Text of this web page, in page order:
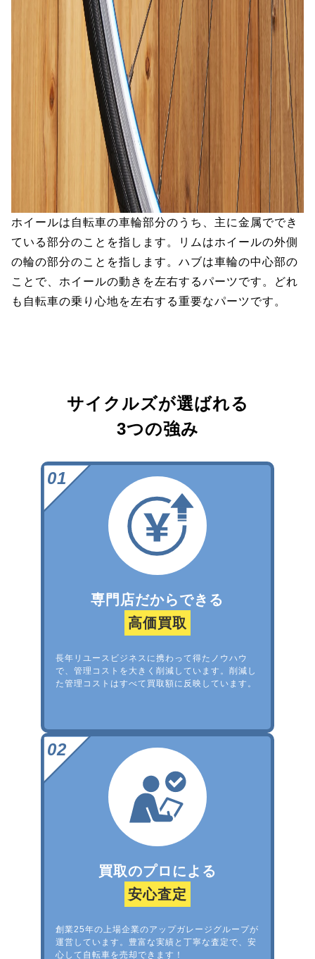
ホイールは自転車の車輪部分のうち、主に金属ででき
ている部分のことを指します。リムはホイールの外側
の輪の部分のことを指します。ハブは車輪の中心部の
ことで、ホイールの動きを左右するパーツです。どれ
も自転車の乗り心地を左右する重要なパーツです。
サイクルズが選ばれる
3つの強み
専門店だからできる
高価買取
長年リユースビジネスに携わって得たノウハウ
で、管理コストを大きく削減しています。削減し
た管理コストはすべて買取額に反映しています。
買取のプロによる
安心査定
創業25年の上場企業のアップガレージグループが
運営しています。豊富な実績と丁寧な査定で、安
心して自転車を売却できます！